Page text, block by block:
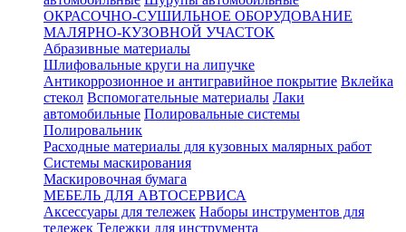
ОКРАСОЧНО-СУШИЛЬНОЕ ОБОРУДОВАНИЕ
МАЛЯРНО-КУЗОВНОЙ УЧАСТОК
Абразивные материалы
Шлифовальные круги на липучке
Антикоррозионное и антигравийное покрытие Вклейка
стекол Вспомогательные материалы Лаки
автомобильные Полировальные системы
Полировальник
Расходные материалы для кузовных малярных работ
Системы маскирования
Маскировочная бумага
МЕБЕЛЬ ДЛЯ АВТОСЕРВИСА
Аксессуары для тележек Наборы инструментов для
тележек Тележки для инструмента